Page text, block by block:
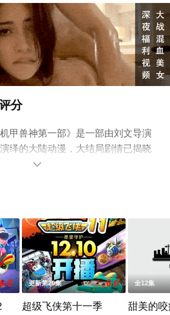
分
甲兽神第一部》是一部由刘文导演
绎的大陆动漫，大结局剧情已揭晓
观看高清无删减完整版动漫全集就

6.0 更新第20集 6.0
超级飞侠第十一季
全12集
甜美的